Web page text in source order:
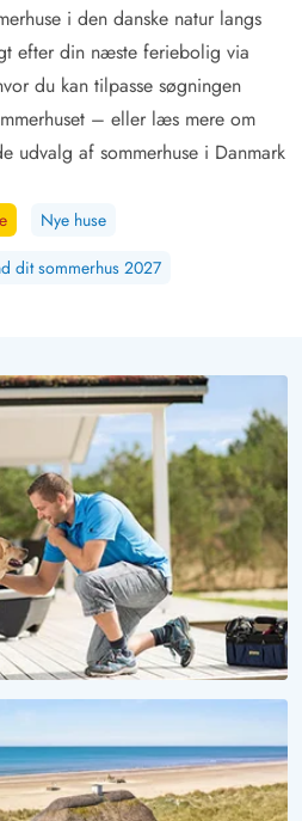
i den danske natur langs
efter din næste feriebolig via
du kan tilpasse søgningen
– eller læs mere om
udvalg af sommerhuse i Danmark
Nye huse
dit sommerhus 2027